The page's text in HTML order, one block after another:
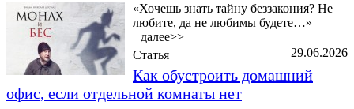
«Хочешь знать тайну беззакония? Не
любите, да не любимы будете…»
далее>>
29.06.2026
Статья
Как обустроить домашний
офис, если отдельной комнаты нет